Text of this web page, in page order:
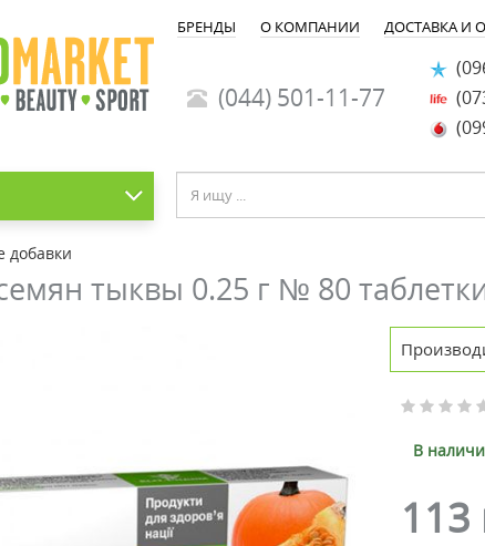
БРЕНДЫ О КОМПАНИИ ДОСТАВКА И
(044) 501-11-77
добавки
тыквы 0.25 г № 80
В
113